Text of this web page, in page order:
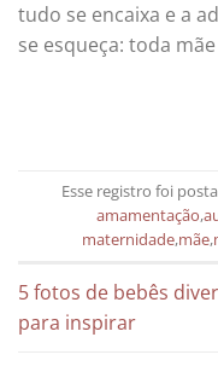
tudo se encaixa e a
se esqueça: toda
Esse registro foi
amamentação,
maternidade,mãe,
5 fotos de bebês
para inspirar